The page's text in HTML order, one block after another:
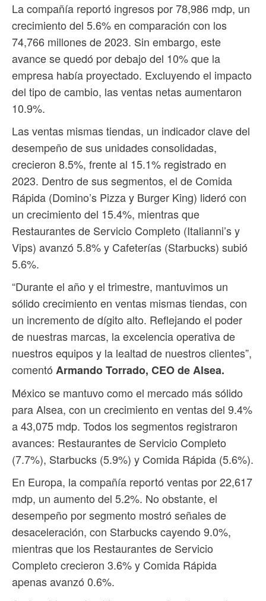
La compañía reportó ingresos por 78,986 mdp, un
crecimiento del 5.6% en comparación con los
74,766 millones de 2023. Sin embargo, este
avance se quedó por debajo del 10% que la
empresa había proyectado. Excluyendo el impacto
del tipo de cambio, las ventas netas aumentaron
10.9%.
Las ventas mismas tiendas, un indicador clave del
desempeño de sus unidades consolidadas,
crecieron 8.5%, frente al 15.1% registrado en
2023. Dentro de sus segmentos, el de Comida
Rápida (Domino’s Pizza y Burger King) lideró con
un crecimiento del 15.4%, mientras que
Restaurantes de Servicio Completo (Italianni’s y
Vips) avanzó 5.8% y Cafeterías (Starbucks) subió
5.6%.
“Durante el año y el trimestre, mantuvimos un
sólido crecimiento en ventas mismas tiendas, con
un incremento de dígito alto. Reflejando el poder
de nuestras marcas, la excelencia operativa de
nuestros equipos y la lealtad de nuestros clientes”,
comentó Armando Torrado, CEO de Alsea.
México se mantuvo como el mercado más sólido
para Alsea, con un crecimiento en ventas del 9.4%
a 43,075 mdp. Todos los segmentos registraron
avances: Restaurantes de Servicio Completo
(7.7%), Starbucks (5.9%) y Comida Rápida (5.6%).
En Europa, la compañía reportó ventas por 22,617
mdp, un aumento del 5.2%. No obstante, el
desempeño por segmento mostró señales de
desaceleración, con Starbucks cayendo 9.0%,
mientras que los Restaurantes de Servicio
Completo crecieron 3.6% y Comida Rápida
apenas avanzó 0.6%.